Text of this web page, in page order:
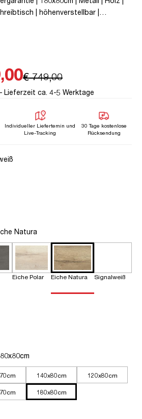
| höhenverstellbar |
50 kg | Eiche Natura | TÜV©
mobiles Arbeiten | Kollisions-
| Familiengerecht |
€ 749,00
Lieferzeit ca. 4-5 Werktage
Individueller Liefertemin und
Live-Tracking
30 Tage kostenlose
Rücksendung
Natura
Eiche Polar Eiche Natura Signalweiß
140x80cm 120x80cm
180x80cm